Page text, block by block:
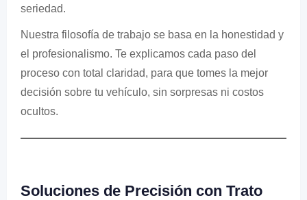
seriedad.
Nuestra filosofía de trabajo se basa en la honestidad y
el profesionalismo. Te explicamos cada paso del
proceso con total claridad, para que tomes la mejor
decisión sobre tu vehículo, sin sorpresas ni costos
ocultos.
Soluciones de Precisión con Trato